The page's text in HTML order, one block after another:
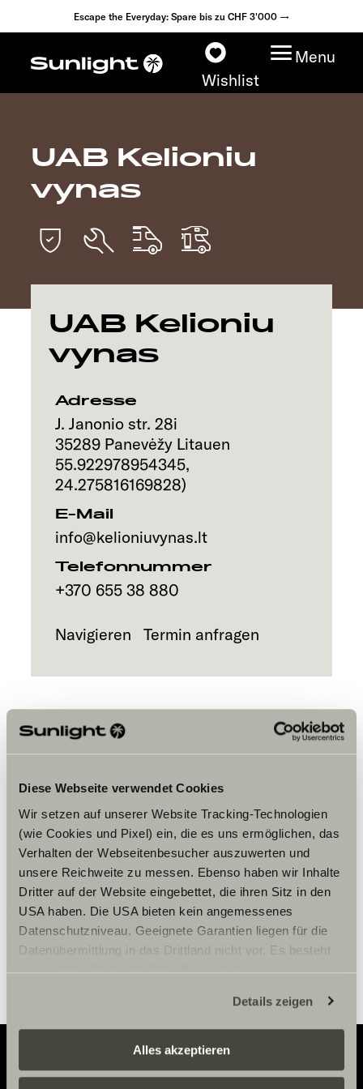
Diese Webseite verwendet Cookies
Wir setzen auf unserer Website Tracking-Technologien
(wie Cookies und Pixel) ein, die es uns ermöglichen, das
Verhalten der Webseitenbesucher auszuwerten und
unsere Reichweite zu messen. Ebenso haben wir Inhalte
Dritter auf der Website eingebettet, die ihren Sitz in den
USA haben. Die USA bieten kein angemessenes
Datenschutzniveau. Geeignete Garantien liegen für die
Datenübermittlung in das Drittland nicht vor. Es besteht
ein erhöhtes Risiko für Betroffene, da diesen
zustehen. Eingesetzte Dienstleister können Daten für
eigene Zwecke verarbeiten und mit anderen Daten
zusammenführen. Weitere Informationen finden Sie hier:
Datenschutzerklärung
Details zeigen
Alles akzeptieren
Escape the Everyday: Spare bis zu CHF 3'000 →
Wishlist
Menu
Modelle
Fahrzeugfinder
Explore
UAB Kelioniu
vynas
UAB Kelioniu
vynas
Adresse
J. Janonio str. 28i
35289 Panevėžy Litauen
55.922978954345,
24.275816169828)
E-Mail
info@kelioniuvynas.lt
Telefonnummer
+370 655 38 880
Navigieren Termin anfragen
Bitte akzeptiere die Marketing-
Cookies, um die Inhalte zu sehen.
Cookie-Einstellungen